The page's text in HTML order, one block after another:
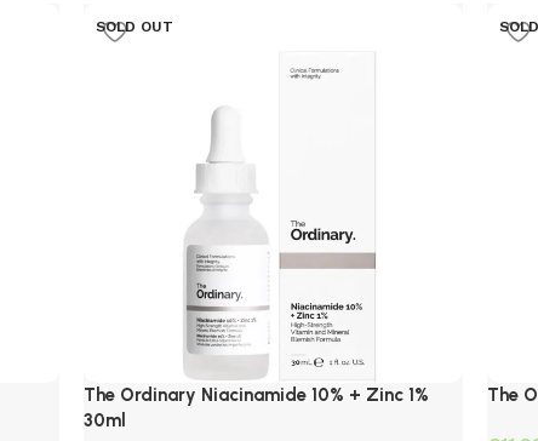
SOLD OUT
The Ordinary Niacinamide 10% + Zinc 1%
30ml
The